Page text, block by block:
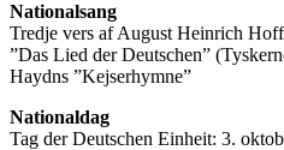
Nationalsang
Tredje vers af August Heinrich
”Das Lied der Deutschen”
Haydns ”Kejserhymne”
Nationaldag
Tag der Deutschen Einheit: 3.